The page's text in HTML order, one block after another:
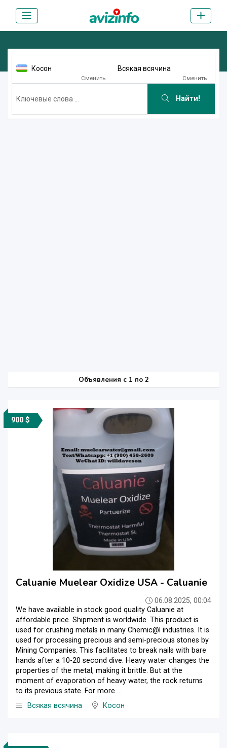
Косон
Сменить
Всякая всячина
Сменить
Найти!
Объявления c 1 по 2
900 $
Caluanie Muelear Oxidize USA - Caluanie
06.08.2025, 00:04
We have available in stock good quality Caluanie at
affordable price. Shipment is worldwide. This product is
used for crushing metals in many Chemic@l industries. It is
used for processing precious and semi-precious stones by
Mining Companies. This facilitates to break nails with bare
hands after a 10-20 second dive. Heavy water changes the
properties of the metal, making it brittle. But at the
moment of evaporation of heavy water, the rock returns
to its previous state. For more ...
Всякая всячина
Косон